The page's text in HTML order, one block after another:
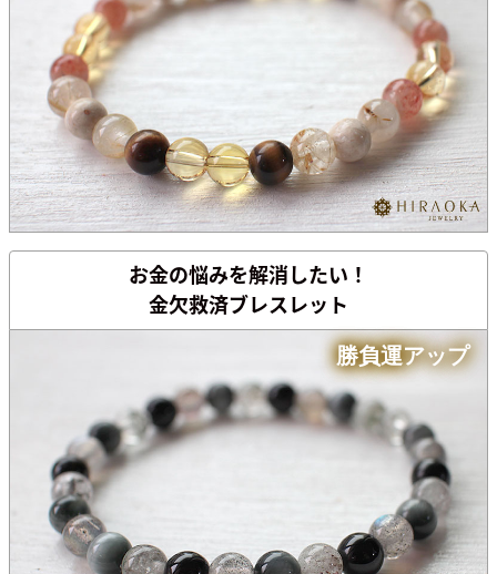
お金の悩みを解消したい！
金欠救済ブレスレット
勝負運アップ